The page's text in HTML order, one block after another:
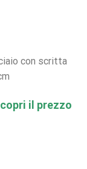
con scritta
il prezzo